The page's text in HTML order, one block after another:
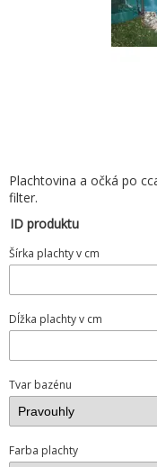
Plachtovina a očká po
filter.
ID produktu
Šírka plachty v cm
Dĺžka plachty v cm
Tvar bazénu
Farba plachty